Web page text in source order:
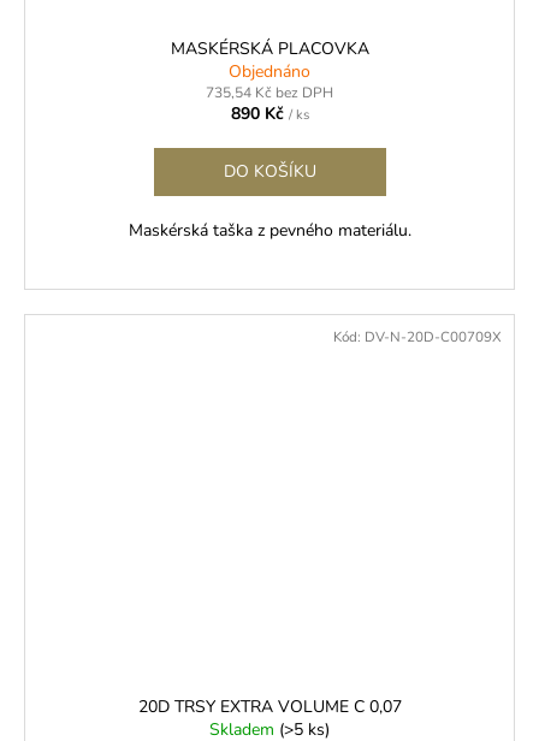
MASKÉRSKÁ PLACOVKA
Objednáno
735,54 Kč bez DPH
890 Kč / ks
DO KOŠÍKU
Maskérská taška z pevného materiálu.
20D TRSY EXTRA VOLUME C 0,07
Skladem (>5 ks)
Kód: DV-N-20D-C00709X